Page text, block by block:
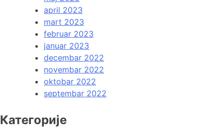
april 2023
mart 2023
februar 2023
januar 2023
decembar 2022
novembar 2022
oktobar 2022
septembar 2022
Категорије